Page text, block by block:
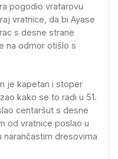
pogodio vratarovu
vratnice, da bi Ayase
s desne strane
na odmor otišlo s
je kapetan i stoper
kako se to radi u 51.
centaršut s desne
od vratnice poslao u
narančastim dresovima